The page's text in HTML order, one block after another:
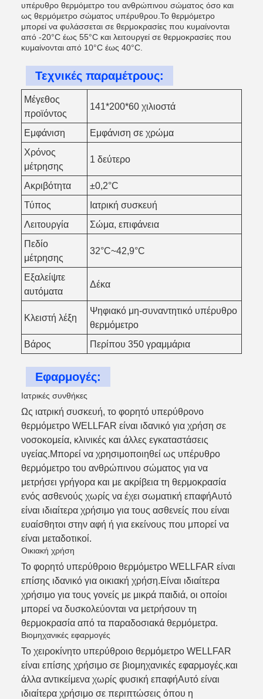
υπέρυθρο θερμόμετρο του ανθρώπινου σώματος όσο και
ως θερμόμετρο σώματος υπέρυθρου.Το θερμόμετρο
μπορεί να φυλάσσεται σε θερμοκρασίες που κυμαίνονται
από -20°C έως 55°C και λειτουργεί σε θερμοκρασίες που
κυμαίνονται από 10°C έως 40°C.
Τεχνικές παραμέτρους:
Μέγεθος
προϊόντος
141*200*60 χιλιοστά
Εμφάνιση
Εμφάνιση σε χρώμα
Χρόνος
μέτρησης
1 δεύτερο
Ακριβότητα
±0,2°C
Τύπος
Ιατρική συσκευή
Λειτουργία
Σώμα, επιφάνεια
Πεδίο
μέτρησης
32°C~42,9°C
Εξαλείψτε
αυτόματα
Δέκα
Κλειστή λέξη
Ψηφιακό μη-συναντητικό υπέρυθρο
θερμόμετρο
Βάρος
Περίπου 350 γραμμάρια
Εφαρμογές:
Ιατρικές συνθήκες
Ως ιατρική συσκευή, το φορητό υπερύθρονο
θερμόμετρο WELLFAR είναι ιδανικό για χρήση σε
νοσοκομεία, κλινικές και άλλες εγκαταστάσεις
υγείας.Μπορεί να χρησιμοποιηθεί ως υπέρυθρο
θερμόμετρο του ανθρώπινου σώματος για να
μετρήσει γρήγορα και με ακρίβεια τη θερμοκρασία
ενός ασθενούς χωρίς να έχει σωματική επαφήΑυτό
είναι ιδιαίτερα χρήσιμο για τους ασθενείς που είναι
ευαίσθητοι στην αφή ή για εκείνους που μπορεί να
είναι μεταδοτικοί.
Οικιακή χρήση
Το φορητό υπερύθροιο θερμόμετρο WELLFAR είναι
επίσης ιδανικό για οικιακή χρήση.Είναι ιδιαίτερα
χρήσιμο για τους γονείς με μικρά παιδιά, οι οποίοι
μπορεί να δυσκολεύονται να μετρήσουν τη
θερμοκρασία από τα παραδοσιακά θερμόμετρα.
Βιομηχανικές εφαρμογές
Το χειροκίνητο υπερύθροιο θερμόμετρο WELLFAR
είναι επίσης χρήσιμο σε βιομηχανικές εφαρμογές.και
άλλα αντικείμενα χωρίς φυσική επαφήΑυτό είναι
ιδιαίτερα χρήσιμο σε περιπτώσεις όπου η